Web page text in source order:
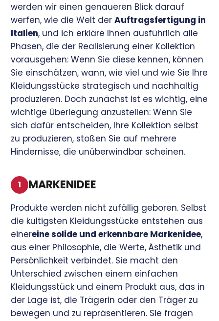
werden wir einen genaueren Blick darauf
werfen, wie die Welt derAuftragsfertigung in
Italien, und ich erkläre Ihnen ausführlich alle
Phasen, die der Realisierung einer Kollektion
vorausgehen: Wenn Sie diese kennen, können
Sie einschätzen, wann, wie viel und wie Sie Ihre
Kleidungsstücke strategisch und nachhaltig
produzieren. Doch zunächst ist es wichtig, eine
wichtige Überlegung anzustellen: Wenn Sie
sich dafür entscheiden, Ihre Kollektion selbst
zu produzieren, stoßen Sie auf mehrere
Hindernisse, die unüberwindbar scheinen.
1 MARKENIDEE
Produkte werden nicht zufällig geboren. Selbst
die kultigsten Kleidungsstücke entstehen aus
einereine solide und erkennbare Markenidee,
aus einer Philosophie, die Werte, Ästhetik und
Persönlichkeit verbindet. Sie macht den
Unterschied zwischen einem einfachen
Kleidungsstück und einem Produkt aus, das in
der Lage ist, die Trägerin oder den Träger zu
bewegen und zu repräsentieren. Sie fragen